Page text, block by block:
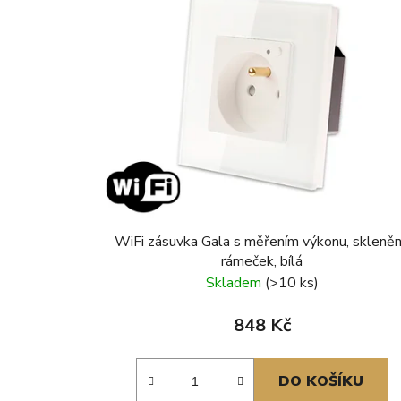
WiFi zásuvka Gala s měřením výkonu,
rámeček, bílá
Skladem (>10 ks)
848 Kč
DO KOŠÍKU